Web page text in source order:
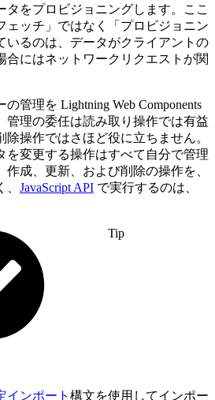
タをプロビジョニングします。ここ
ェッチ」ではなく「プロビジョニン
いるのは、データがクライアントの
合にはネットワークリクエストが関
管理を Lightning Web Components
管理の委任は読み取り操作では有益
操作ではさほど役に立ちません。
を変更する操作はすべて自分で管理
作成、更新、および削除の操作を、
JavaScript API で実行するのは、
Tip
インポート 構文を使用してインポー